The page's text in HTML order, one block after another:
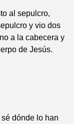
al sepulcro,
y vio dos
a la cabecera y
de Jesús.
dónde lo han